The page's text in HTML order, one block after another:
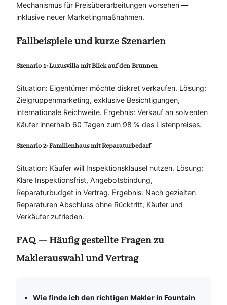
Mechanismus für Preisüberarbeitungen vorsehen —
inklusive neuer Marketingmaßnahmen.
Fallbeispiele und kurze Szenarien
Szenario 1: Luxusvilla mit Blick auf den Brunnen
Situation: Eigentümer möchte diskret verkaufen. Lösung:
Zielgruppenmarketing, exklusive Besichtigungen,
internationale Reichweite. Ergebnis: Verkauf an solventen
Käufer innerhalb 60 Tagen zum 98 % des Listenpreises.
Szenario 2: Familienhaus mit Reparaturbedarf
Situation: Käufer will Inspektionsklausel nutzen. Lösung:
Klare Inspektionsfrist, Angebotsbindung,
Reparaturbudget in Vertrag. Ergebnis: Nach gezielten
Reparaturen Abschluss ohne Rücktritt, Käufer und
Verkäufer zufrieden.
FAQ — Häufig gestellte Fragen zu
Maklerauswahl und Vertrag
Wie finde ich den richtigen Makler in Fountain